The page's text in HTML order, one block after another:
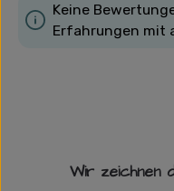
Keine
Erfahrungen mit
Wir zeichnen